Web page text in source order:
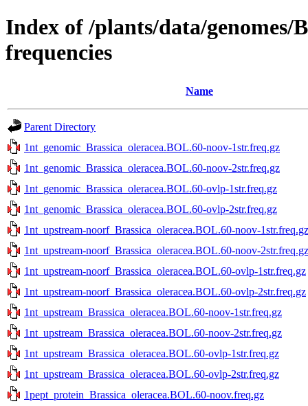
Index of /plants/data/genomes/
frequencies
Name
Parent Directory
1nt_genomic_Brassica_oleracea.BOL.60-noov-1str.freq.gz
1nt_genomic_Brassica_oleracea.BOL.60-noov-2str.freq.gz
1nt_genomic_Brassica_oleracea.BOL.60-ovlp-1str.freq.gz
1nt_genomic_Brassica_oleracea.BOL.60-ovlp-2str.freq.gz
1nt_upstream-noorf_Brassica_oleracea.BOL.60-noov-1str.freq.gz
1nt_upstream-noorf_Brassica_oleracea.BOL.60-noov-2str.freq.gz
1nt_upstream-noorf_Brassica_oleracea.BOL.60-ovlp-1str.freq.gz
1nt_upstream-noorf_Brassica_oleracea.BOL.60-ovlp-2str.freq.gz
1nt_upstream_Brassica_oleracea.BOL.60-noov-1str.freq.gz
1nt_upstream_Brassica_oleracea.BOL.60-noov-2str.freq.gz
1nt_upstream_Brassica_oleracea.BOL.60-ovlp-1str.freq.gz
1nt_upstream_Brassica_oleracea.BOL.60-ovlp-2str.freq.gz
1pept_protein_Brassica_oleracea.BOL.60-noov.freq.gz